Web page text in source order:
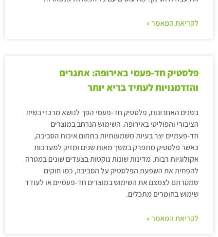
לקריאת המאמר »
פלסטיק חד-פעמי באירופה: אתגרים
והזדמנויות לעתיד בריא יותר
בשנים האחרונות, פלסטיק חד-פעמי הפך לנושא מרכזי בשיח
הציבורי והפוליטי באירופה. השימוש הנרחב במוצרים
חד-פעמיים יצר בעיות משמעותיות בתחום איכות הסביבה,
כאשר פלסטיק מתפרק במשך מאות שנים ומזיק למערכות
אקולוגיות רבות. מדינות שונות נוקטות בצעדים שונים במטרה
להפחית את השפעת הפלסטיק על הסביבה, כמו חוקים
שמטרתם לצמצם את השימוש במוצרים חד-פעמיים או לעודד
שימוש בחומרים מתכלים.
לקריאת המאמר »